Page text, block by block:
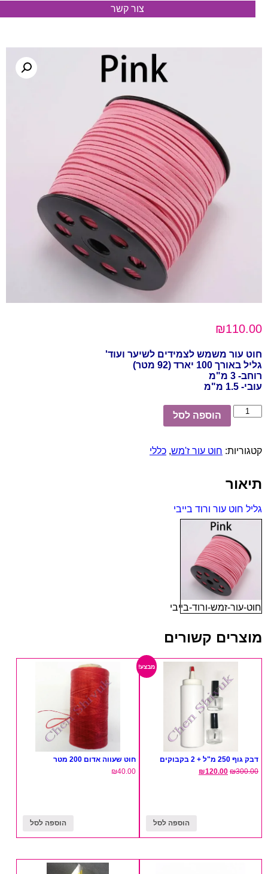
צור קשר
₪110.00
חוט עור משמש לצמידים לשיער ועוד'
גליל באורך 100 יארד (92 מטר)
רוחב- 3 מ"מ
עובי- 1.5 מ"מ
כמות
של
עור
הוספה לסל
קטגוריות: חוט עור ז'מש, כללי
תיאור
גליל חוט עור ורוד בייבי
חוט-עור-זמש-ורוד-בייבי
מוצרים קשורים
מבצע!
דבק גוף 250 מ"ל + 2 בקבוקים
₪300.00
₪120.00
הוספה לסל
חוט שעווה אדום 200 מטר
₪40.00
הוספה לסל